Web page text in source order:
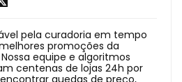
pela curadoria em tempo
promoções da
equipe e algoritmos
centenas de lojas 24h por
quedas de preço,